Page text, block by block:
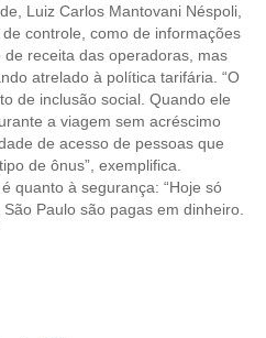
Luiz Carlos Mantovani Néspoli,
controle, como de informações
receita das operadoras, mas
atrelado à política tarifária. “O
de inclusão social. Quando ele
a viagem sem acréscimo
de acesso de pessoas que
de ônus”, exemplifica.
quanto à segurança: “Hoje só
Paulo são pagas em dinheiro.